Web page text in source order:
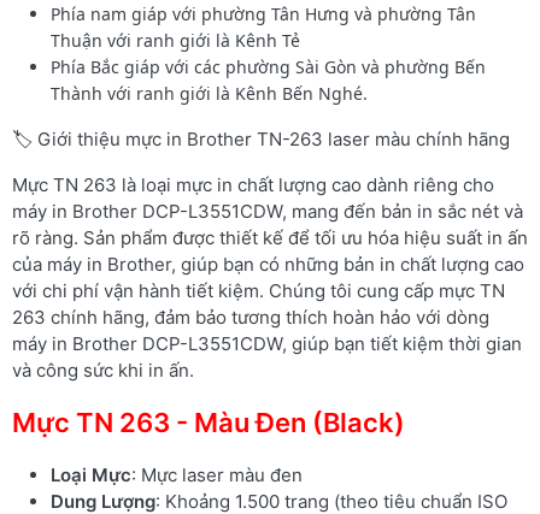
Phía nam giáp với phường Tân Hưng và phường Tân
Thuận với ranh giới là Kênh Tẻ
Phía Bắc giáp với các phường Sài Gòn và phường Bến
Thành với ranh giới là Kênh Bến Nghé.
🏷️ Giới thiệu mực in Brother TN-263 laser màu chính hãng
Mực TN 263 là loại mực in chất lượng cao dành riêng cho
máy in Brother DCP-L3551CDW, mang đến bản in sắc nét và
rõ ràng. Sản phẩm được thiết kế để tối ưu hóa hiệu suất in ấn
của máy in Brother, giúp bạn có những bản in chất lượng cao
với chi phí vận hành tiết kiệm. Chúng tôi cung cấp mực TN
263 chính hãng, đảm bảo tương thích hoàn hảo với dòng
máy in Brother DCP-L3551CDW, giúp bạn tiết kiệm thời gian
và công sức khi in ấn.
Mực TN 263 - Màu Đen (Black)
Loại Mực: Mực laser màu đen
Dung Lượng: Khoảng 1.500 trang (theo tiêu chuẩn ISO